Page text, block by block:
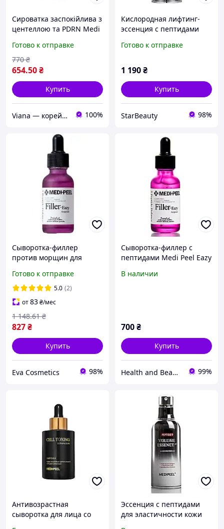
Сироватка заспокійлива з
центеллою та PDRN Medi
мл
Готово к отправке
654.50₴
770 ₴
Купить
Viana — корейська косметика оригінал 100%
Кислородная лифтинг-
эссенция с пептидами
Volume Lifting All-In-One
Готово к отправке
1 190₴
Купить
StarBeauty 98%
Сыворотка-филлер
против морщин для
пептидами и EGF, Medi
peel Filler Eazy Ampoule,
30 мл
Готово к отправке
5.0 (2)
от83₴/мес
827₴
1 148.61 ₴
Купить
Eva Cosmetics 98%
Сыворотка-филлер с
пептидами Medi Peel Eazy
В наличии
700₴
Купить
Health and Beauty 99%
Антивозрастная
сыворотка для лица со
Эссенция с пептидами
для эластичности кожи